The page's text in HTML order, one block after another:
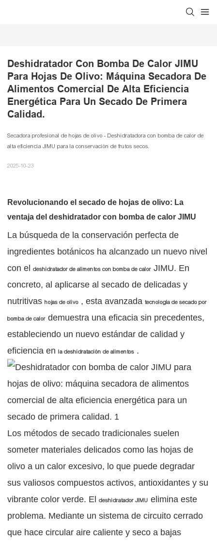
Deshidratador Con Bomba De Calor JIMU
Para Hojas De Olivo: Máquina Secadora De
Alimentos Comercial De Alta Eficiencia
Energética Para Un Secado De Primera
Calidad.
Secadora profesional de hojas de olivo - Deshidratadora con bomba de calor de
alta eficiencia JIMU para la conservación de frutos secos.
2025-10-23
Revolucionando el secado de hojas de olivo: La
ventaja del deshidratador con bomba de calor JIMU
La búsqueda de la conservación perfecta de
ingredientes botánicos ha alcanzado un nuevo nivel
con el
deshidratador de alimentos con bomba de calor JIMU. En
concreto, al aplicarse al secado de delicadas y
nutritivas hojas de olivo , esta avanzada tecnología de secado por
bomba de calor demuestra una eficacia sin precedentes,
estableciendo un nuevo estándar de calidad y
eficiencia en la deshidratación de alimentos .
Los métodos de secado tradicionales suelen
someter materiales delicados como las hojas de
olivo a un calor excesivo, lo que puede degradar
sus valiosos compuestos activos, antioxidantes y su
vibrante color verde. El
deshidratador JIMU elimina este
problema. Mediante un sistema de circuito cerrado
que hace circular aire caliente y seco a bajas